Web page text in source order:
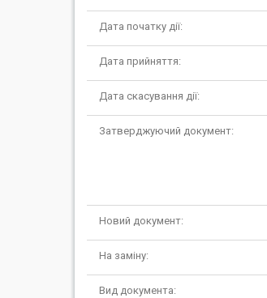
Дата початку дії:
Дата прийняття:
Дата скасування дії:
Затверджуючий документ:
Новий документ:
На заміну:
Вид документа: